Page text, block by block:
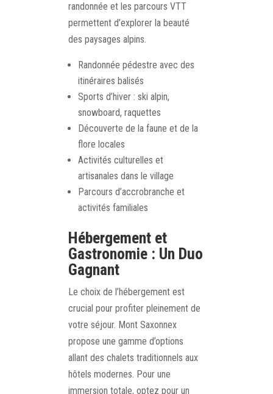
randonnée et les parcours VTT
permettent d’explorer la beauté
des paysages alpins.
Randonnée pédestre avec des
itinéraires balisés
Sports d’hiver : ski alpin,
snowboard, raquettes
Découverte de la faune et de la
flore locales
Activités culturelles et
artisanales dans le village
Parcours d’accrobranche et
activités familiales
Hébergement et
Gastronomie : Un Duo
Gagnant
Le choix de l’hébergement est
crucial pour profiter pleinement de
votre séjour. Mont Saxonnex
propose une gamme d’options
allant des chalets traditionnels aux
hôtels modernes. Pour une
immersion totale, optez pour un